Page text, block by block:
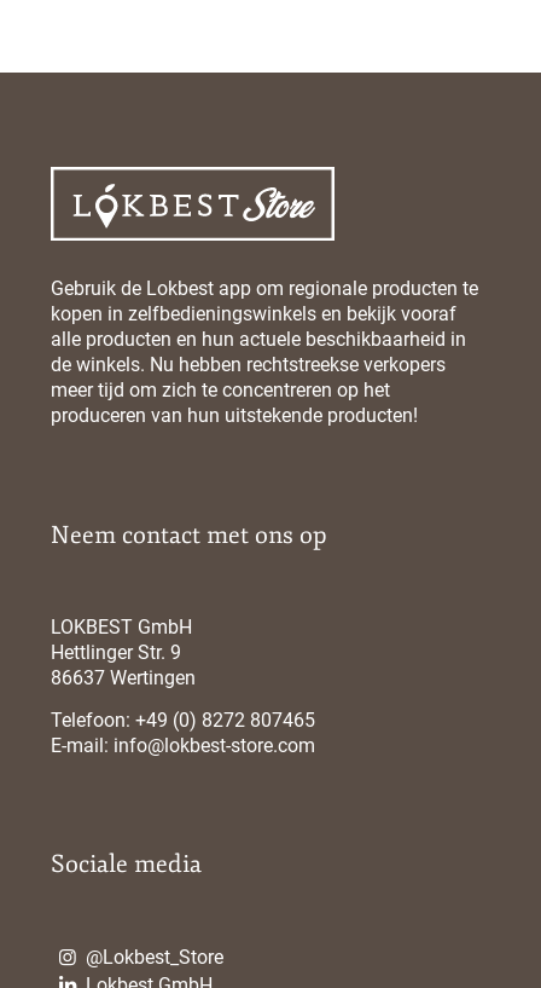
Gebruik de Lokbest app om regionale producten te
kopen in zelfbedieningswinkels en bekijk vooraf
alle producten en hun actuele beschikbaarheid in
de winkels. Nu hebben rechtstreekse verkopers
meer tijd om zich te concentreren op het
produceren van hun uitstekende producten!
Neem contact met ons op
LOKBEST GmbH
Hettlinger Str. 9
86637 Wertingen
Telefoon:+49 (0) 8272 807465
E-mail: info@lokbest-store.com
Sociale media
@Lokbest_Store